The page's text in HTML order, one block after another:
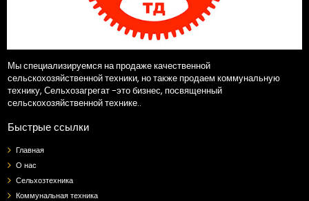
Мы специализируемся на продаже качественной
сельскохозяйственной техники, но также продаем коммунальную
технику, Сельхозагрегат -это бизнес, посвященный
сельскохозяйственной технике..
Быстрые ссылки
Главная
О нас
Сельхозтехника
Коммунальная техника